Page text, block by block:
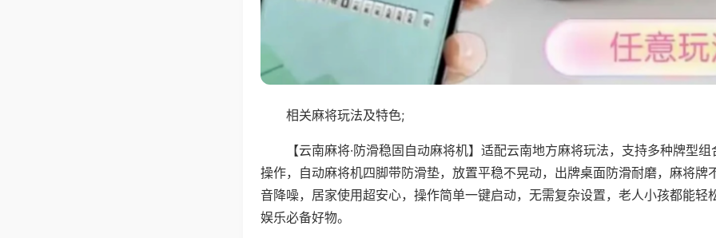
相关麻将玩法及特色;
【云南麻将·防滑稳固自动麻将机】适配云南地方麻将玩法，支持多种牌型
操作，自动麻将机四脚带防滑垫，放置平稳不晃动，出牌桌面防滑耐磨，麻将牌
音降噪，居家使用超安心，操作简单一键启动，无需复杂设置，老人小孩都能轻
娱乐必备好物。